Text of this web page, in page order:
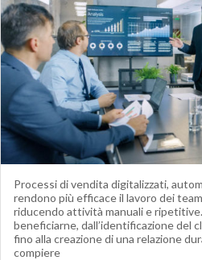
Processi di vendita digitalizzati,
rendono più efficace il lavoro dei
riducendo attività manuali e
beneficiarne, dall’identificazione del
fino alla creazione di una relazione
compiere